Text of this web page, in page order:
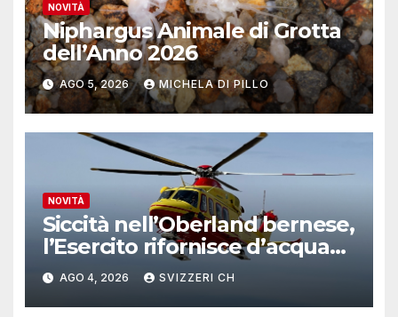
NOVITÀ
Niphargus Animale di Grotta
dell’Anno 2026
AGO 5, 2026 MICHELA DI PILLO
NOVITÀ
Siccità nell’Oberland bernese,
l’Esercito rifornisce d’acqua
due alpeggi
AGO 4, 2026 SVIZZERI CH